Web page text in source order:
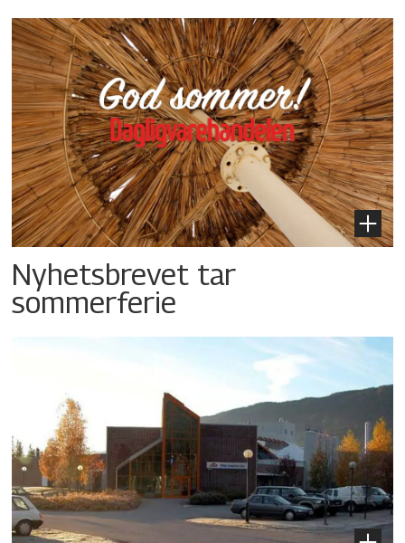
Nyhetsbrevet tar
sommerferie